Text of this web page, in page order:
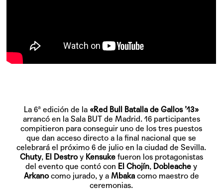
La 6ª edición de la «Red Bull Batalla de Gallos ’13»
arrancó en la Sala BUT de Madrid. 16 participantes
compitieron para conseguir uno de los tres puestos
que dan acceso directo a la final nacional que se
celebrará el próximo 6 de julio en la ciudad de Sevilla.
Chuty, El Destroy Kensukefueron los protagonistas
del evento que contó con El Chojín, Dobleache y
Arkanocomo jurado, y a Mbakacomo maestro de
ceremonias.